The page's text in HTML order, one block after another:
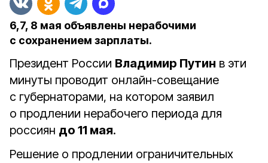
6,7, 8 мая объявлены нерабочими
с сохранением зарплаты.
Президент России Владимир Путин в эти
минуты проводит онлайн-совещание
с губернаторами, на котором заявил
о продлении нерабочего периода для
россиян до 11 мая.
Решение о продлении ограничительных